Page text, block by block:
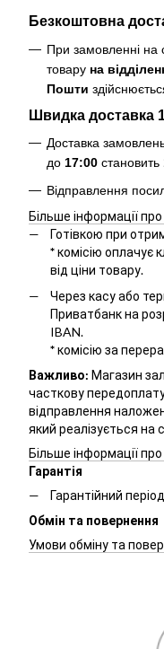
Безкоштовна
При замовленні на
товару на
Пошти
Швидка доставка
Доставка
до 17:00 становить
Відправлення
Більше інформації
Готівкою при
*комісію оплачує
від ціни товару.
Через касу або
Приватбанк на
IBAN.
*комісію за
Важливо: Магазин
часткову
відправлення
який реалізується на
Більше інформації
Гарантія
Гарантійний
Обмін та повернення
Умови обміну та